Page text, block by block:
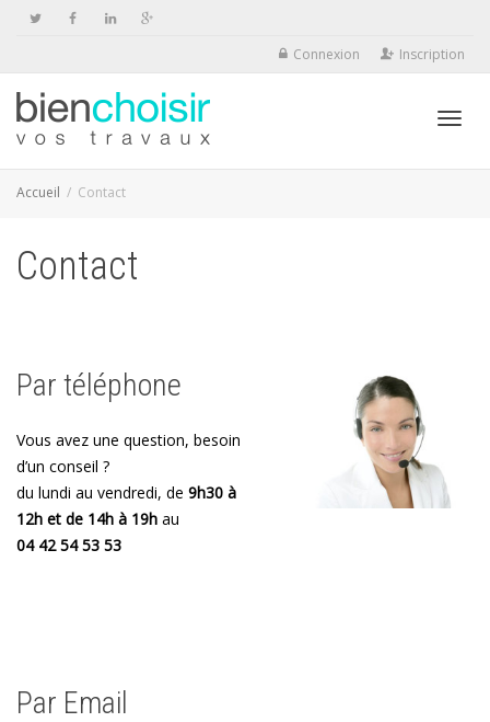
Connexion Inscription
Accueil Contact
Contact
Par téléphone
Vous avez une question, besoin
d’un conseil ?
du lundi au vendredi, de 9h30 à
12h et de 14h à 19h au
04 42 54 53 53
Par Email